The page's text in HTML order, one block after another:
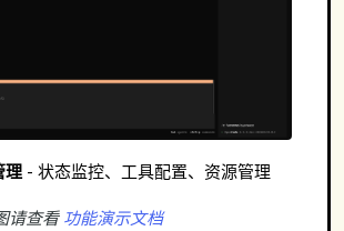
理 - 状态监控、工具配置、资源管理
请查看 功能演示文档